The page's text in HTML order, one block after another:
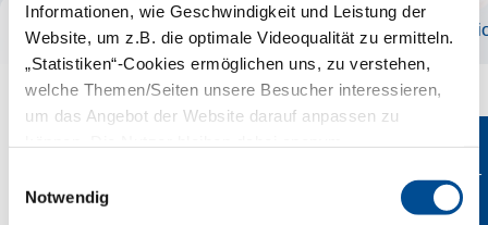
Informationen, wie Geschwindigkeit und Leistung der
Website, um z.B. die optimale Videoqualität zu ermitteln.
„Statistiken“-Cookies ermöglichen uns, zu verstehen,
welche Themen/Seiten unsere Besucher interessieren,
um das Angebot der Website darauf anpassen zu
Notwendig
Einkaufs-
wagen
(0)
Publikationen für Patienten
Beschreibung